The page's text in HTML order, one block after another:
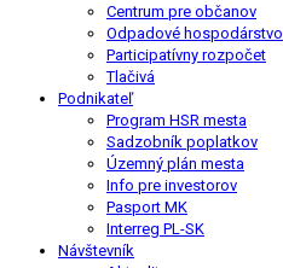
Centrum pre občanov
Odpadové hospodárstvo
Participatívny rozpočet
Tlačivá
Podnikateľ
Program HSR mesta
Sadzobník poplatkov
Územný plán mesta
Info pre investorov
Pasport MK
Interreg PL-SK
Návštevník